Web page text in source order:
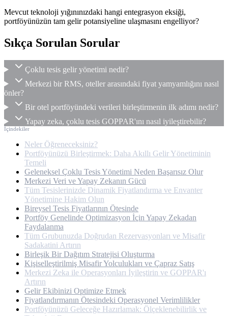
Mevcut teknoloji yığınınızdaki hangi entegrasyon eksiği,
portföyünüzün tam gelir potansiyeline ulaşmasını engelliyor?
Sıkça Sorulan Sorular
Çoklu tesis gelir yönetimi nedir?
Merkezi bir RMS, oteller arasındaki fiyat yamyamlığını nasıl
önler?
Bir otel portföyündeki verileri birleştirmenin ilk adımı nedir?
Yapay zeka, çoklu tesis GOPPAR'ını nasıl iyileştirebilir?
İçindekiler
Neler Öğreneceksiniz?
Portföyünüzü Birleştirmek: Daha Akıllı Gelir Yönetiminin
Temeli
Geleneksel Çoklu Tesis Yönetimi Neden Başarısız Olur
Merkezi Veri ve Yapay Zekanın Gücü
Tüm Tesislerinizde Dinamik Fiyatlandırma ve Envanter
Yönetimine Hakim Olun
Bireysel Tesis Fiyatlarının Ötesinde
Portföy Genelinde Optimizasyon İçin Yapay Zekadan
Faydalanma
Tüm Grubunuzda Doğrudan Rezervasyonları ve Misafir
Sadakatini Artırın
Birleşik Bir Dağıtım Stratejisi Oluşturma
Kişiselleştirilmiş Misafir Yolculukları ve Çapraz Satış
Merkezi Zeka ile Operasyonları İyileştirin ve GOPPAR'ı
Artırın
Gelir Ekibinizi Optimize Etmek
Fiyatlandırmanın Ötesindeki Operasyonel Verimlilikler
Portföyünüzü Geleceğe Hazırlamak: Ölçeklenebilirlik ve